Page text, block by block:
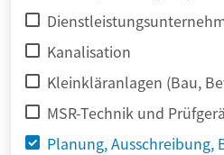
Kanalisation
Kleinkläranlagen (Bau,
MSR-Technik und
Planung, Ausschreibung,